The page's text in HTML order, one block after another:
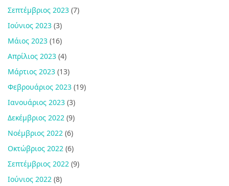
Σεπτέμβριος 2023 (7)
Ιούνιος 2023 (3)
Μάιος 2023 (16)
Απρίλιος 2023 (4)
Μάρτιος 2023 (13)
Φεβρουάριος 2023 (19)
Ιανουάριος 2023 (3)
Δεκέμβριος 2022 (9)
Νοέμβριος 2022 (6)
Οκτώβριος 2022 (6)
Σεπτέμβριος 2022 (9)
Ιούνιος 2022 (8)